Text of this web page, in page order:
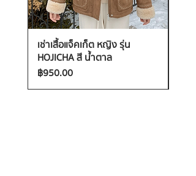
เช่าเสื้อแจ็คเก็ต หญิง รุ่น
HOJICHA สี น้ำตาล
ราคา
฿950.00